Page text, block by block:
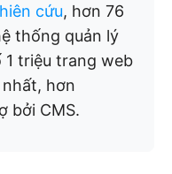
cứu, hơn 76
thống quản lý
1 triệu trang web
hơn
bởi CMS.